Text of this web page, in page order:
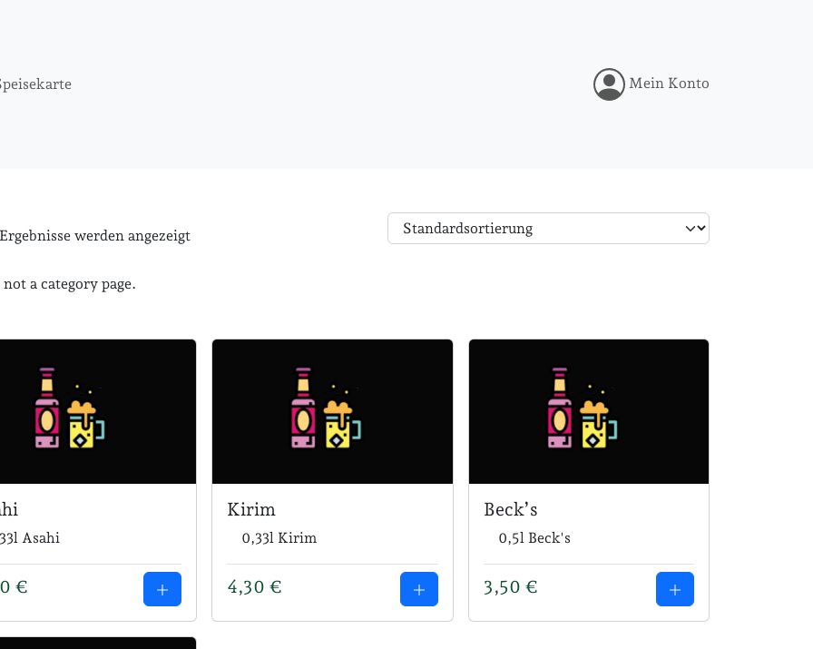
Mein Konto
werden angezeigt
a category page.
Asahi
€
Kirim
0,33l Kirim
4,30 €
Beck’s
0,5l Beck's
3,50 €